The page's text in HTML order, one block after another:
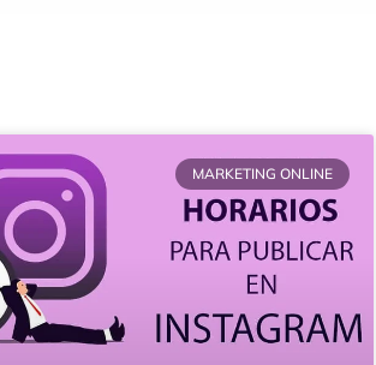
MARKETING ONLINE
PáginaPáginaPáginaPágina Página